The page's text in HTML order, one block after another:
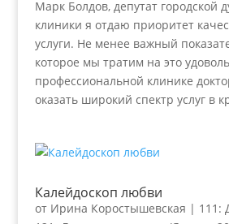
Марк Болдов, депутат городской
клиники я отдаю приоритет
услуги. Не менее важный
которое мы тратим на это
профессиональной клинике
оказать широкий спектр услуг в
Калейдоскоп любви
от Ирина Коростышевская | 111: